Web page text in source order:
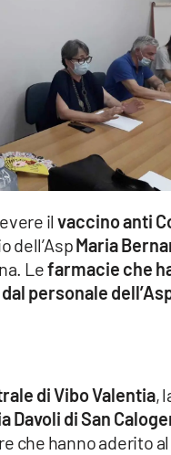
il vaccino anti
dell’AspMaria
Lefarmacie che
personale
di Vibo Valentia,
Davoli di San
che hanno aderito